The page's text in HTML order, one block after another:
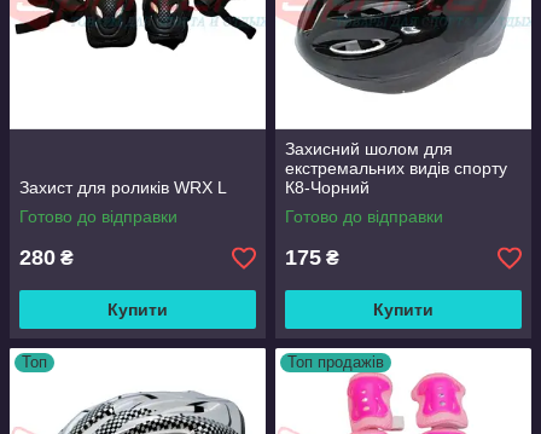
Захист для роликів WRX L
Готово до відправки
280 ₴
Купити
Захисний шолом для
екстремальних видів спорту
К8-Чорний
Готово до відправки
175 ₴
Купити
Топ Топ продажів